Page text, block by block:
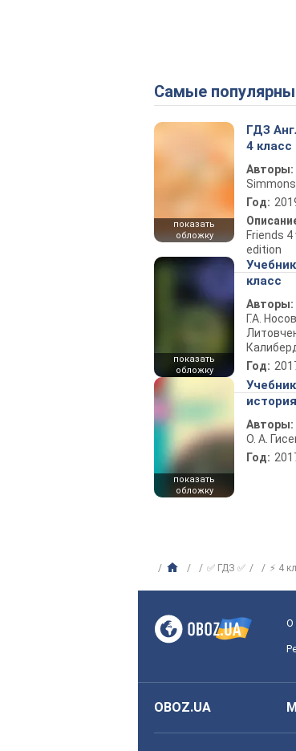
Самые
показать
обложку
ГДЗ
4 класс
Авторы:
Simmons
Год:
Friends
edition
показать
обложку
класс
Авторы:
Г.А.
Год:
показать
обложку
Авторы:
О. А.
Год:
✅ ГДЗ ✅ ⚡ 4
О
OBOZ.UA